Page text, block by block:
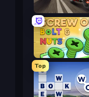
Traffic Rider
Top